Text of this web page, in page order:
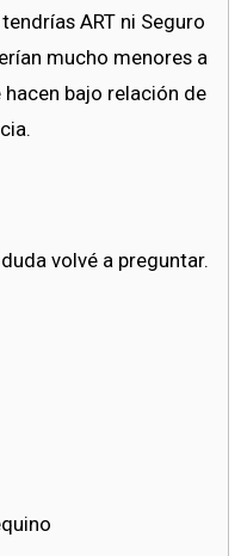
ART ni Seguro
mucho menores a
hacen bajo relación de
volvé a preguntar.